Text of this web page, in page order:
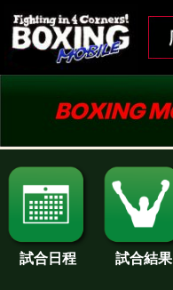
試合日程 試合結果